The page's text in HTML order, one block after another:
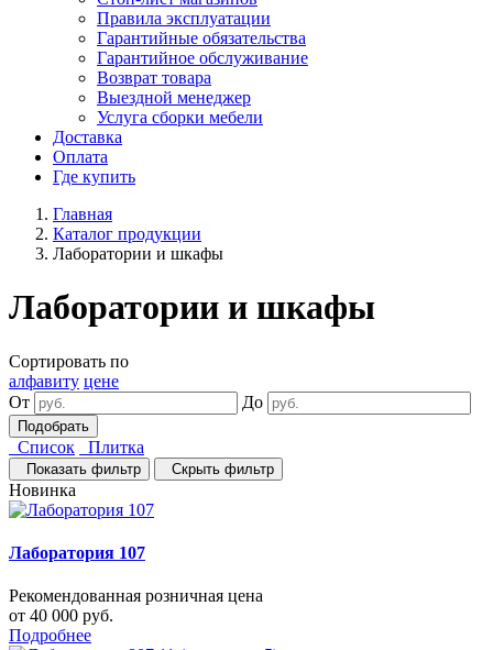
Правила эксплуатации
Гарантийные обязательства
Гарантийное обслуживание
Возврат товара
Выездной менеджер
Услуга сборки мебели
Доставка
Оплата
Где купить
Главная
Каталог продукции
Лаборатории и шкафы
Лаборатории и шкафы
Сортировать по
алфавиту цене
От
До
Список Плитка
Показать фильтр Скрыть фильтр
Новинка
Лаборатория 107
Рекомендованная розничная цена
от 40 000 руб.
Подробнее